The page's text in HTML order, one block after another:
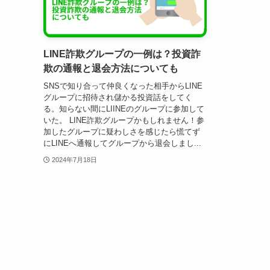
LINE詐欺グループの一例は？投資詐
欺の通報と退会方法についても
SNSで知り合って仲良くなった相手からLINE
グループに招待され儲かる投資話をしてく
る。知らない間にLIINEのグループに参加して
いた。 LINE詐欺グループかもしれません！参
加したグループに疑わしさを感じたら慌てず
にLINEへ通報してグループから退会しまし...
2024年7月18日